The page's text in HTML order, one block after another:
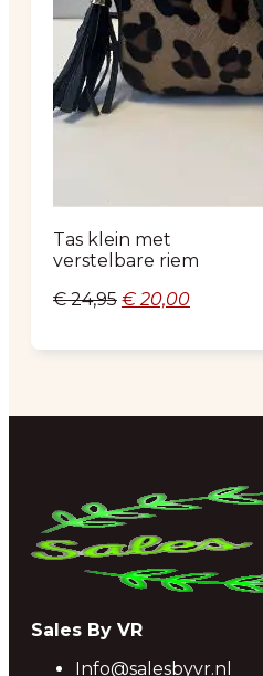
Tas klein met
verstelbare riem
€24,95 Oorspronkelijke
€20,00Huidige
Sales By VR
Info@salesbyvr.nl